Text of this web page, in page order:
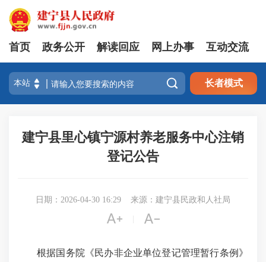
首页 政务公开 解读回应 网上办事 互动交流
 长者模式
建宁县里心镇宁源村养老服务中心注销
登记公告
日期：2026-04-30 16:29 来源：建宁县民政和人社局
 
根据国务院《民办非企业单位登记管理暂行条例》